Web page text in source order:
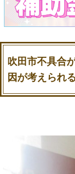
吹田市不具合
因が考えられ